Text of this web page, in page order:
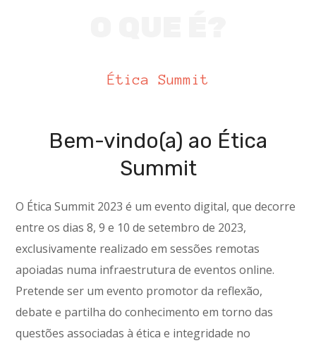
Ética Summit
Bem-vindo(a) ao Ética
Summit
O Ética Summit 2023 é um evento digital, que decorre
entre os dias 8, 9 e 10 de setembro de 2023,
exclusivamente realizado em sessões remotas
apoiadas numa infraestrutura de eventos online.
Pretende ser um evento promotor da reflexão,
debate e partilha do conhecimento em torno das
questões associadas à ética e integridade no